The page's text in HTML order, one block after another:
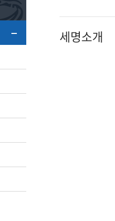
대학소개
시설이용
해카톤 경
세명소개